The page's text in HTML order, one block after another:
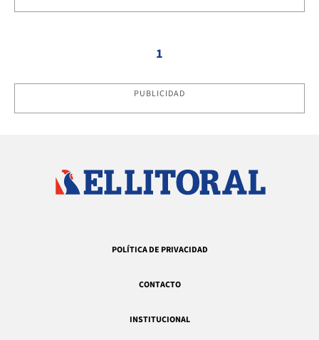
1
PUBLICIDAD
POLÍTICA DE PRIVACIDAD
CONTACTO
INSTITUCIONAL